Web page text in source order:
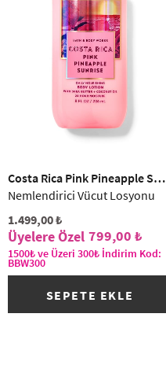
Costa Rica Pink Pineapple Sunrise
Nemlendirici Vücut Losyonu
1.499,00 ₺
799,00 ₺
1500₺ ve Üzeri 300₺ İndirim Kod:
BBW300
SEPETE EKLE